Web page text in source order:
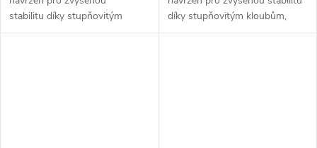
stabilitu díky stupňovitým
kloubům, které zabraňují
díky stupňovitým kloubům,
které zabraňují vibracím.